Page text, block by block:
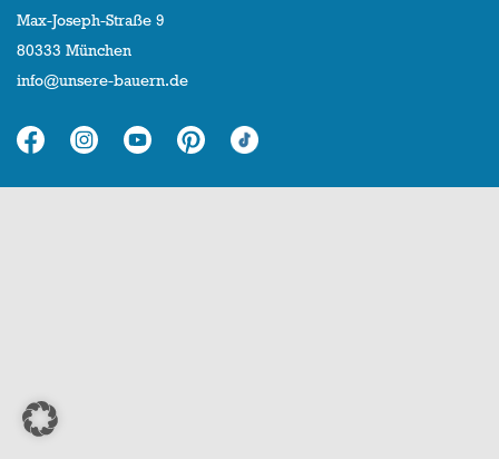
Max-Joseph-Straße 9
80333 München
info@unsere-bauern.de